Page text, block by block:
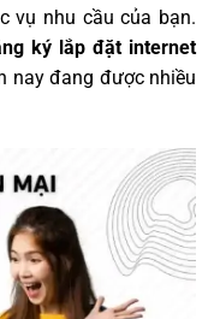
vụ nhu cầu của bạn.
ký lắp đặt internet
nay đang được nhiều